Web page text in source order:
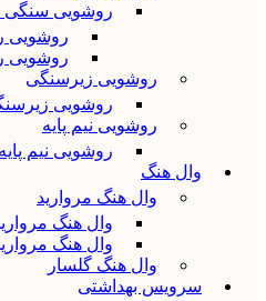
روشویی سنگی
روشویی
روشویی
روشویی زیرسنگی
روشویی
روشویی نیم پایه
روشویی نیم
وال هنگ
وال هنگ مروارید
وال هنگ
وال هنگ
وال هنگ گلسار
سرویس بهداشتی